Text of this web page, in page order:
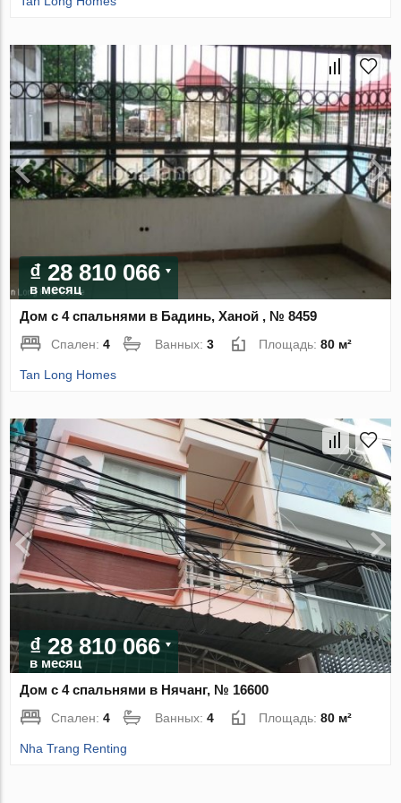
₫ 28 810 066
в месяц
Дом с 4 спальнями в Бадинь, Ханой , № 8459
Спален:4 Ванных:3 Площадь:80 м²
Tan Long Homes
₫ 28 810 066
в месяц
Дом с 4 спальнями в Нячанг, № 16600
Спален:4 Ванных:4 Площадь:80 м²
Nha Trang Renting